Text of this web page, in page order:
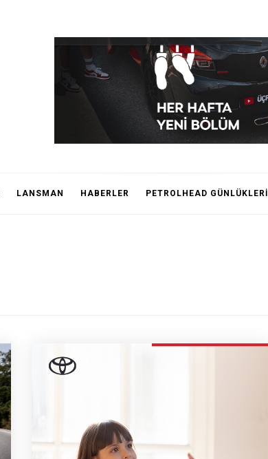
LANSMAN HABERLER PETROLHEAD GÜNLÜKLERİ